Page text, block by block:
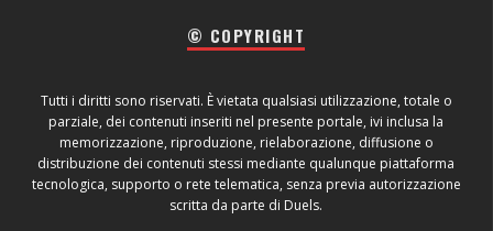
© COPYRIGHT
Tutti i diritti sono riservati. È vietata qualsiasi utilizzazione, totale o
parziale, dei contenuti inseriti nel presente portale, ivi inclusa la
memorizzazione, riproduzione, rielaborazione, diffusione o
distribuzione dei contenuti stessi mediante qualunque piattaforma
tecnologica, supporto o rete telematica, senza previa autorizzazione
scritta da parte di Duels.